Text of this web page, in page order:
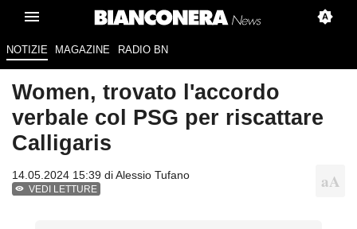
NOTIZIE MAGAZINE RADIO BN
Women, trovato l'accordo
verbale col PSG per riscattare
Calligaris
14.05.2024 15:39 diAlessio Tufano
VEDI LETTURE